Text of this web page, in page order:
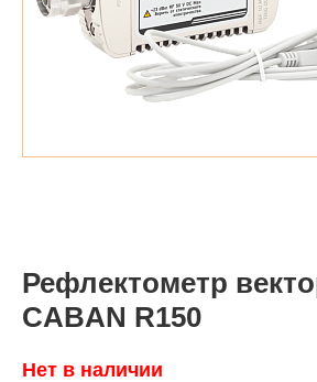
Рефлектометр
CABAN R150
Нет в наличии